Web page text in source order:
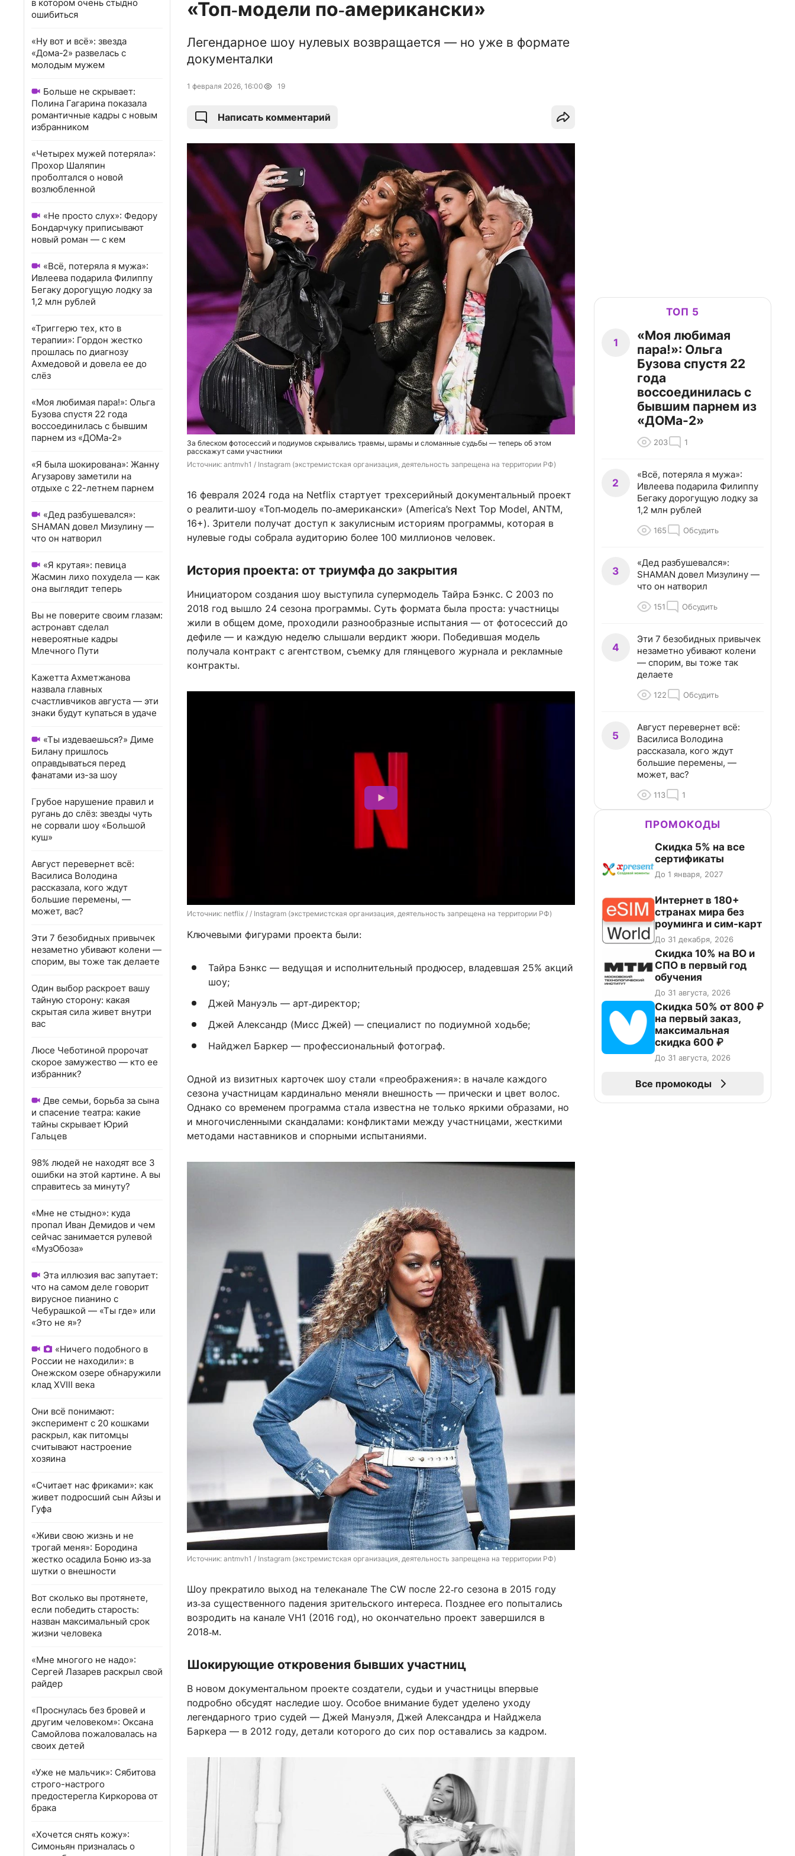
в котором очень стыдно
ошибиться
«Ну вот и всё»: звезда
«Дома-2» развелась с
молодым мужем
Больше не скрывает:
Полина Гагарина показала
романтичные кадры с новым
избранником
«Четырех мужей потеряла»:
Прохор Шаляпин
проболтался о новой
возлюбленной
«Не просто слух»: Федору
Бондарчуку приписывают
новый роман — с кем
«Всё, потеряла я мужа»:
Ивлеева подарила Филиппу
Бегаку дорогущую лодку за
1,2 млн рублей
«Триггерю тех, кто в
терапии»: Гордон жестко
прошлась по диагнозу
Ахмедовой и довела ее до
слёз
«Моя любимая пара!»: Ольга
Бузова спустя 22 года
воссоединилась с бывшим
парнем из «ДОМа-2»
«Я была шокирована»: Жанну
Агузарову заметили на
отдыхе с 22-летнем парнем
«Дед разбушевался»:
SHAMAN довел Мизулину —
что он натворил
«Я крутая»: певица
Жасмин лихо похудела — как
она выглядит теперь
Вы не поверите своим глазам:
астронавт сделал
невероятные кадры
Млечного Пути
Кажетта Ахметжанова
назвала главных
счастливчиков августа — эти
знаки будут купаться в удаче
«Ты издеваешься?» Диме
Билану пришлось
оправдываться перед
фанатами из-за шоу
Грубое нарушение правил и
ругань до слёз: звезды чуть
не сорвали шоу «Большой
куш»
Август перевернет всё:
Василиса Володина
рассказала, кого ждут
большие перемены, —
может, вас?
Эти 7 безобидных привычек
незаметно убивают колени —
спорим, вы тоже так делаете
Один выбор раскроет вашу
тайную сторону: какая
скрытая сила живет внутри
вас
Люсе Чеботиной пророчат
скорое замужество — кто ее
избранник?
Две семьи, борьба за сына
и спасение театра: какие
тайны скрывает Юрий
Гальцев
98% людей не находят все 3
ошибки на этой картине. А вы
справитесь за минуту?
«Мне не стыдно»: куда
пропал Иван Демидов и чем
сейчас занимается рулевой
«МузОбоза»
Эта иллюзия вас запутает:
что на самом деле говорит
вирусное пианино с
Чебурашкой — «Ты где» или
«Это не я»?
«Ничего подобного в
России не находили»: в
Онежском озере обнаружили
клад XVIII века
Они всё понимают:
эксперимент с 20 кошками
раскрыл, как питомцы
считывают настроение
хозяина
«Считает нас фриками»: как
живет подросший сын Айзы и
Гуфа
«Живи свою жизнь и не
трогай меня»: Бородина
жестко осадила Боню из‑за
шутки о внешности
Вот сколько вы протянете,
если победить старость:
назван максимальный срок
жизни человека
«Мне многого не надо»:
Сергей Лазарев раскрыл свой
райдер
«Проснулась без бровей и
другим человеком»: Оксана
Самойлова пожаловалась на
своих детей
«Уже не мальчик»: Сябитова
строго-настрого
предостерегла Киркорова от
брака
«Хочется снять кожу»:
Симоньян призналась о
«Топ‑модели по‑американски»
Легендарное шоу нулевых возвращается — но уже в формате
документалки
1 февраля 2026, 16:00 19
Написать комментарий
За блеском фотосессий и подиумов скрывались травмы, шрамы и сломанные судьбы — теперь об этом
расскажут сами участники
Источник: antmvh1 / Instagram (экстремистская организация, деятельность запрещена на территории РФ)
16 февраля 2024 года на Netflix стартует трехсерийный документальный проект
о реалити‑шоу «Топ‑модель по‑американски» (America’s Next Top Model, ANTM,
16+). Зрители получат доступ к закулисным историям программы, которая в
нулевые годы собрала аудиторию более 100 миллионов человек.
История проекта: от триумфа до закрытия
Инициатором создания шоу выступила супермодель Тайра Бэнкс. С 2003 по
2018 год вышло 24 сезона программы. Суть формата была проста: участницы
жили в общем доме, проходили разнообразные испытания — от фотосессий до
дефиле — и каждую неделю слышали вердикт жюри. Победившая модель
получала контракт с агентством, съемку для глянцевого журнала и рекламные
контракты.
Источник: netflix / / Instagram (экстремистская организация, деятельность запрещена на территории РФ)
Ключевыми фигурами проекта были:
Тайра Бэнкс — ведущая и исполнительный продюсер, владевшая 25% акций
шоу;
Джей Мануэль — арт‑директор;
Джей Александр (Мисс Джей) — специалист по подиумной ходьбе;
Найджел Баркер — профессиональный фотограф.
Одной из визитных карточек шоу стали «преображения»: в начале каждого
сезона участницам кардинально меняли внешность — прически и цвет волос.
Однако со временем программа стала известна не только яркими образами, но
и многочисленными скандалами: конфликтами между участницами, жесткими
методами наставников и спорными испытаниями.
Источник: antmvh1 / Instagram (экстремистская организация, деятельность запрещена на территории РФ)
Шоу прекратило выход на телеканале The CW после 22‑го сезона в 2015 году
из‑за существенного падения зрительского интереса. Позднее его попытались
возродить на канале VH1 (2016 год), но окончательно проект завершился в
2018‑м.
Шокирующие откровения бывших участниц
В новом документальном проекте создатели, судьи и участницы впервые
подробно обсудят наследие шоу. Особое внимание будет уделено уходу
легендарного трио судей — Джей Мануэля, Джей Александра и Найджела
Баркера — в 2012 году, детали которого до сих пор оставались за кадром.
ТОП 5
1
«Моя любимая
пара!»: Ольга
Бузова спустя 22
года
воссоединилась с
бывшим парнем из
«ДОМа-2»
203 1
2
«Всё, потеряла я мужа»:
Ивлеева подарила Филиппу
Бегаку дорогущую лодку за
1,2 млн рублей
165 Обсудить
3
«Дед разбушевался»:
SHAMAN довел Мизулину —
что он натворил
151 Обсудить
4
Эти 7 безобидных привычек
незаметно убивают колени
— спорим, вы тоже так
делаете
122 Обсудить
5
Август перевернет всё:
Василиса Володина
рассказала, кого ждут
большие перемены, —
может, вас?
113 1
ПРОМОКОДЫ
Скидка 5% на все
сертификаты
До 1 января, 2027
Интернет в 180+
странах мира без
роуминга и сим-карт
До 31 декабря, 2026
Скидка 10% на ВО и
СПО в первый год
обучения
До 31 августа, 2026
Скидка 50% от 800 ₽
на первый заказ,
максимальная
скидка 600 ₽
До 31 августа, 2026
Все промокоды